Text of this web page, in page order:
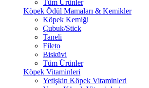
Tüm Ürünler
Köpek Ödül Mamaları & Kemikler
Köpek Kemiği
Çubuk/Stick
Taneli
Fileto
Bisküvi
Tüm Ürünler
Köpek Vitaminleri
Yetişkin Köpek Vitaminleri